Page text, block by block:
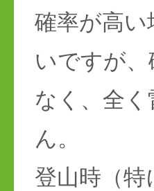
確率が高い
いですが
なく、全
ん。
登山時（